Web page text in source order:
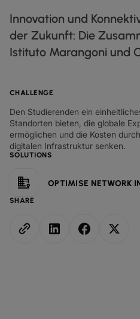
WELLENLÄNGEN-SERVICES
GROSSHANDELS‑SIP
docs DATENBLÄTTER
handshake UNSERE PARTNER
Warehouse
Innovation und
der Zukunft: Die
Istituto Marangoni und
CHALLENGE
Den Studierenden ein
Standorten bieten, die globale
ermöglichen und die Kosten
digitalen Infrastruktur senken.
SOLUTIONS
OPTIMISE NETWORK
SHARE